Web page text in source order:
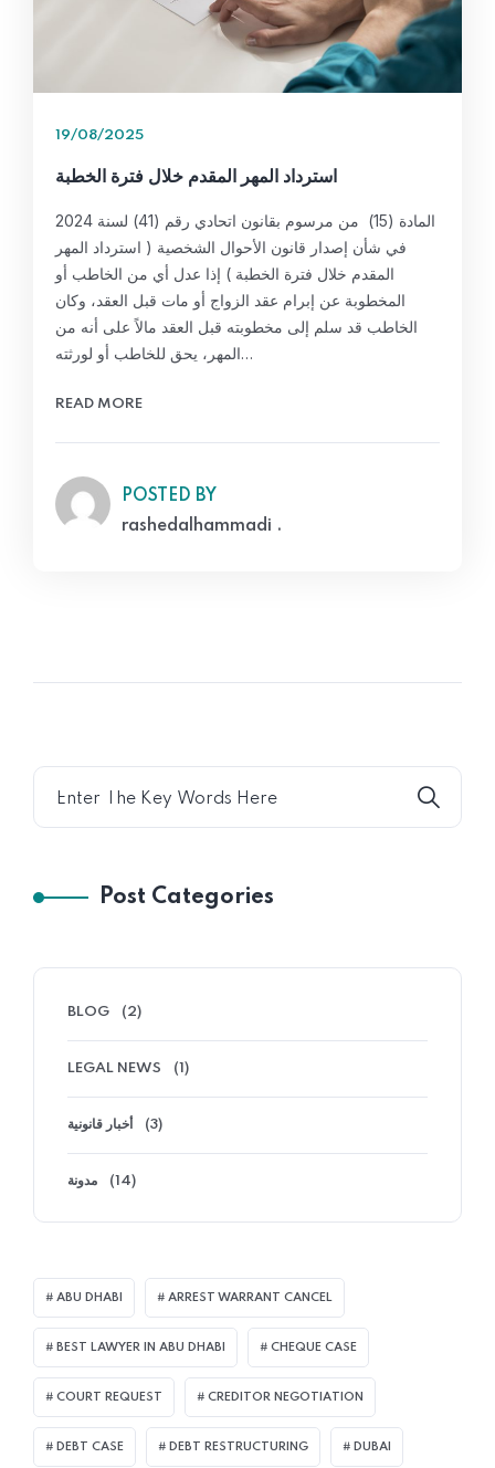
19/08/2025
استرداد المهر المقدم خلال فترة الخطبة
المادة (15) من مرسوم بقانون اتحادي رقم (41) لسنة 2024
في شأن إصدار قانون الأحوال الشخصية ( استرداد المهر
المقدم خلال فترة الخطبة ) إذا عدل أي من الخاطب أو
المخطوبة عن إبرام عقد الزواج أو مات قبل العقد، وكان
الخاطب قد سلم إلى مخطوبته قبل العقد مالاً على أنه من
المهر، يحق للخاطب أو لورثته…
READ MORE
POSTED BY
rashedalhammadi .
Post Categories
BLOG (2)
LEGAL NEWS (1)
أخبار قانونية (3)
مدونة (14)
ABU DHABI ARREST WARRANT CANCEL
BEST LAWYER IN ABU DHABI CHEQUE CASE
COURT REQUEST CREDITOR NEGOTIATION
DEBT CASE DEBT RESTRUCTURING DUBAI